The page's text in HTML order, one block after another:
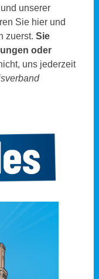
unserer
Sie hier und
zuerst. Sie
oder
uns jederzeit